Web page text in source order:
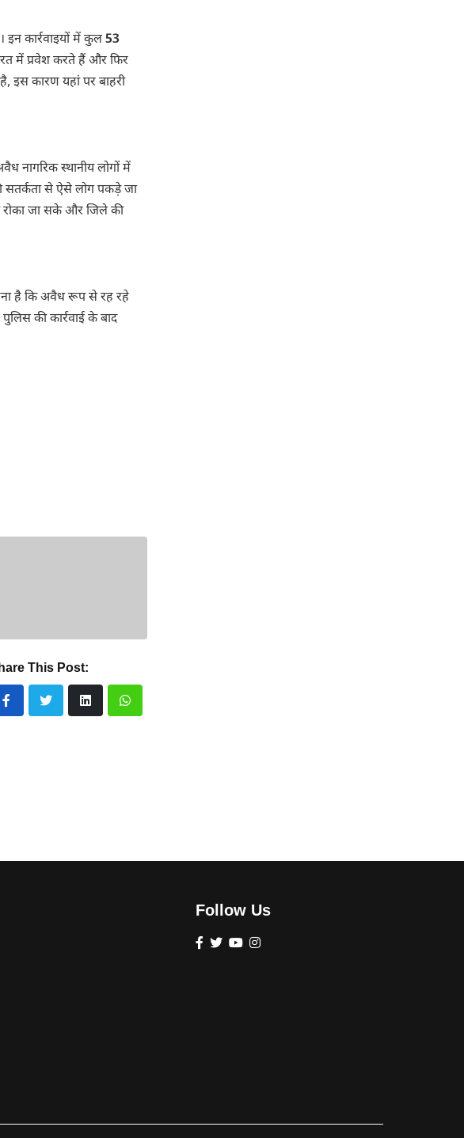
इन कार्रवाइयों में कुल53
में प्रवेश करते हैं और फिर
इस कारण यहां पर बाहरी
नागरिक स्थानीय लोगों में
सतर्कता से ऐसे लोग पकड़े जा
रोका जा सके और जिले की
है कि अवैध रूप से रह रहे
की कार्रवाई के बाद
This Post:
Follow Us